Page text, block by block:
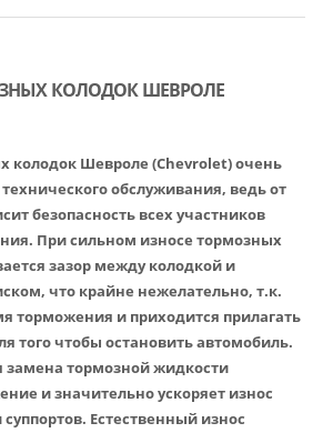
КОЛОДОК ШЕВРОЛЕ
колодок Шевроле (Chevrolet) очень
обслуживания, ведь от
безопасность всех участников
При сильном износе тормозных
зазор между колодкой и
что крайне нежелательно, т.к.
торможения и приходится прилагать
того чтобы остановить автомобиль.
замена тормозной жидкости
и значительно ускоряет износ
Естественный износ